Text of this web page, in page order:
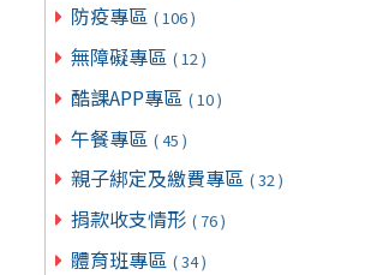
防疫專區 ( 106 )
無障礙專區 ( 12 )
酷課APP專區 ( 10 )
午餐專區 ( 45 )
親子綁定及繳費專區 ( 32 )
捐款收支情形 ( 76 )
體育班專區 ( 34 )